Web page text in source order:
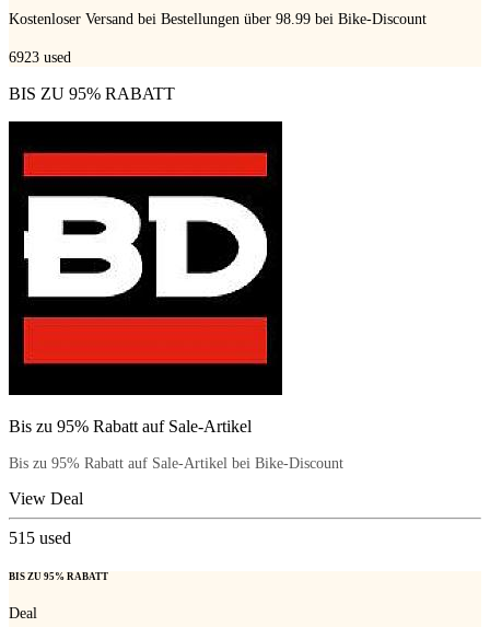
Kostenloser Versand bei Bestellungen über 98.99 bei Bike-Discount
6923 used
BIS ZU 95% RABATT
Bis zu 95% Rabatt auf Sale-Artikel
Bis zu 95% Rabatt auf Sale-Artikel bei Bike-Discount
View Deal
515 used
BIS ZU 95% RABATT
Deal